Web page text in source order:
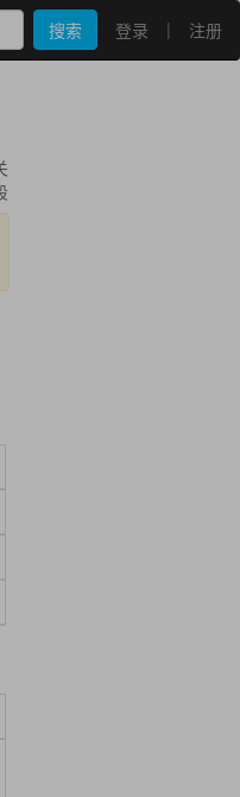
搜索 登录 | 注册